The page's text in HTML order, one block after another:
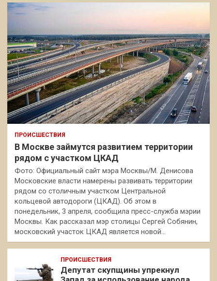
ПРОИСШЕСТВИЯ
В Москве займутся развитием территории
рядом с участком ЦКАД
Фото: Официальный сайт мэра Москвы/М. Денисова
Московские власти намерены развивать территории
рядом со столичным участком Центральной
кольцевой автодороги (ЦКАД). Об этом в
понедельник, 3 апреля, сообщила пресс-служба мэрии
Москвы. Как рассказал мэр столицы Сергей Собянин,
московский участок ЦКАД является новой…
ПРОИСШЕСТВИЯ
Депутат скупщины упрекнул